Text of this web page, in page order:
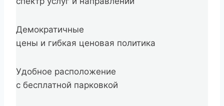
Демократичные
цены и гибкая ценовая политика
Удобное расположение
с бесплатной парковкой